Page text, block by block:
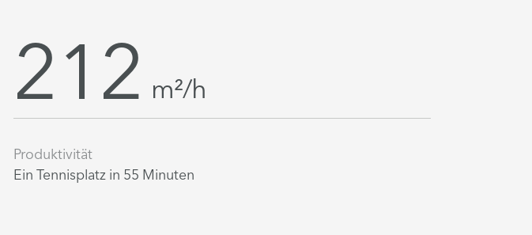
212 m²/h
Produktivität
Ein Tennisplatz in 55 Minuten